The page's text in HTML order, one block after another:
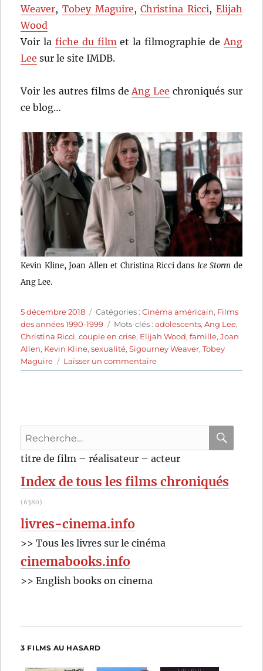
Weaver, Tobey Maguire,Christina Ricci, Elijah
Wood
Voir la fiche du filmet la filmographie deAng
Lee sur le site IMDB.
Voir les autres films deAng Lee chroniqués sur
ce blog…
Kevin Kline, Joan Allen et Christina Ricci dans Ice Storm de
Ang Lee.
Publié
le
5 décembre 2018 Catégories
Catégories :Cinéma américain, Films
des années 1990-1999
Étiquettes
Mots-clés :adolescents,Ang Lee,
Christina Ricci,couple en crise, Elijah Wood,famille,Joan
Allen, Kevin Kline,sexualité,Sigourney Weaver,Tobey
Maguire
Laisser un commentairesur
The
Recherche
pour
:
titre de film – réalisateur – acteur
Index de tous les films chroniqués
(6380)
livres-cinema.info
>> Tous les livres sur le cinéma
cinemabooks.info
>> English books on cinema
3 FILMS AU HASARD